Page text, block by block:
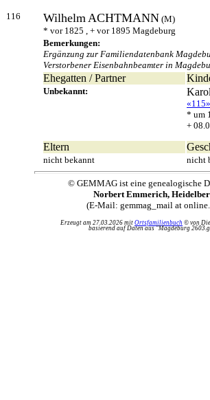
116 WilhelmACHTMANN (M)
* vor 1825 , + vor 1895 Magdeburg
Bemerkungen:
Ergänzung zur Familiendatenbank
Verstorbener Eisenbahnbeamter in
Ehegatten / Partner
Unbekannt:
«115»
* um
+
Eltern
nicht bekannt nicht
© GEMMAG ist eine genealogische
Norbert Emmerich,
(E-Mail: gemmag_mail at
Erzeugt am 27.03.2026 mit Ortsfamilienbuch © von
basierend auf Daten aus "Magdeburg